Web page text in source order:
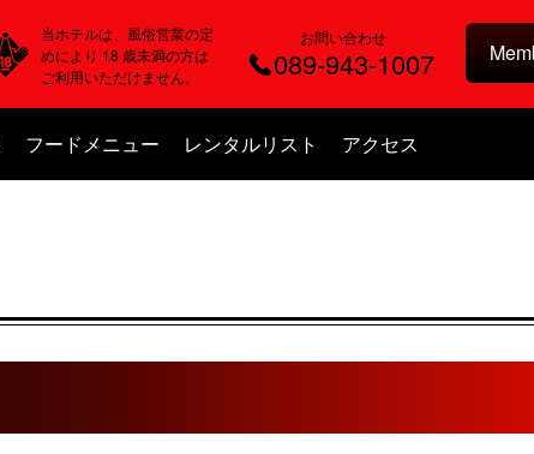
当ホテルは、風俗営業の定
めにより 18 歳未満の方は
ご利用いただけません。
お問い合わせ
089-943-1007
フードメニュー レンタルリスト アクセス